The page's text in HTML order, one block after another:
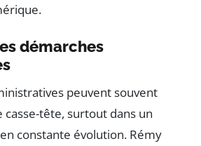
démarches
peuvent souvent
tête, surtout dans un
constante évolution. Rémy